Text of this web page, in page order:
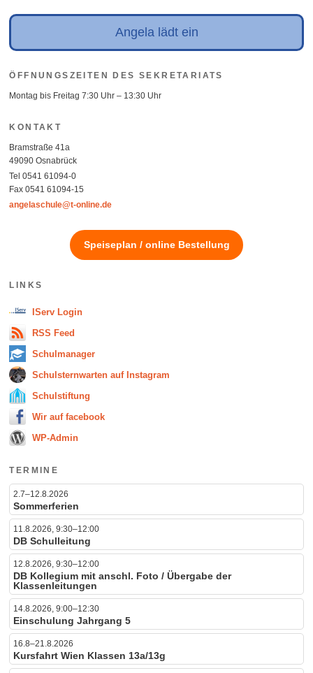
Angela lädt ein
ÖFFNUNGSZEITEN DES SEKRETARIATS
Montag bis Freitag 7:30 Uhr – 13:30 Uhr
KONTAKT
Bramstraße 41a
49090 Osnabrück
Tel 0541 61094-0
Fax 0541 61094-15
angelaschule@t-online.de
Speiseplan / online Bestellung
LINKS
IServ Login
RSS Feed
Schulmanager
Schulsternwarten auf Instagram
Schulstiftung
Wir auf facebook
WP-Admin
TERMINE
2.7–12.8.2026
Sommerferien
11.8.2026, 9:30–12:00
DB Schulleitung
12.8.2026, 9:30–12:00
DB Kollegium mit anschl. Foto / Übergabe der
Klassenleitungen
14.8.2026, 9:00–12:30
Einschulung Jahrgang 5
16.8–21.8.2026
Kursfahrt Wien Klassen 13a/13g